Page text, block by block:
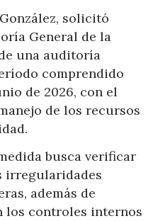
solicitó
General de la
una auditoría
comprendido
de 2026, con el
de los recursos
busca verificar
irregularidades
además de
los controles internos